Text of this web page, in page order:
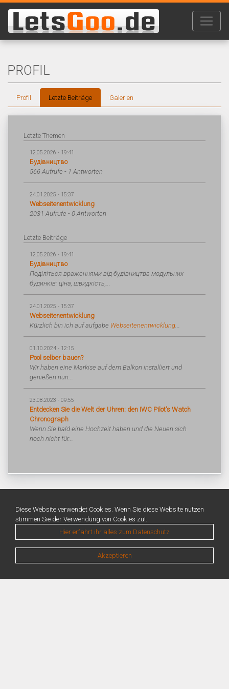
PROFIL
Profil Letzte Beiträge Galerien
Letzte Themen
12.05.2026 - 19:41
Будівництво
566 Aufrufe - 1 Antworten
24.01.2025 - 15:37
Webseitenentwicklung
2031 Aufrufe - 0 Antworten
Letzte Beiträge
12.05.2026 - 19:41
Будівництво
Поділіться враженнями від будівництва модульних
будинків: ціна, швидкість,...
24.01.2025 - 15:37
Webseitenentwicklung
Kürzlich bin ich auf aufgabe Webseitenentwicklung...
01.10.2024 - 12:15
Pool selber bauen?
Wir haben eine Markise auf dem Balkon installiert und
genießen nun...
23.08.2023 - 09:55
Entdecken Sie die Welt der Uhren: den IWC Pilot's Watch
Chronograph
Wenn Sie bald eine Hochzeit haben und die Neuen sich
noch nicht für...
Diese Website verwendet Cookies. Wenn Sie diese Website nutzen
stimmen Sie der Verwendung von Cookies zu!.
Hier erfahrt ihr alles zum Datenschutz
Akzeptieren